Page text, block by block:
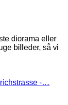
diorama eller
billeder, så vi
-…